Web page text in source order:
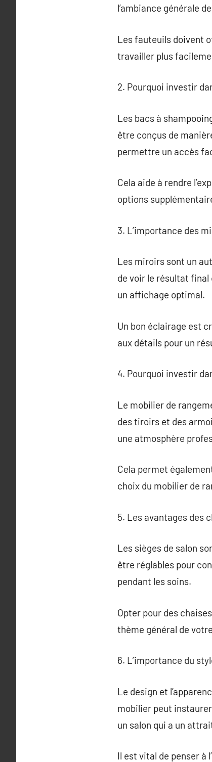
l’ambiance générale
Les fauteuils doivent
travailler plus
2. Pourquoi investir
Les bacs à
être conçus de
permettre un accès
Cela aide à rendre
options
3. L’importance des
Les miroirs sont un
de voir le résultat
un affichage optimal.
Un bon éclairage est
aux détails pour un
4. Pourquoi investir
Le mobilier de
des tiroirs et des
une atmosphère
Cela permet
choix du mobilier de
5. Les avantages des
Les sièges de salon
être réglables pour
pendant les soins.
Opter pour des
thème général de
6. L’importance du
Le design et
mobilier peut
un salon qui a un
Il est vital de penser à